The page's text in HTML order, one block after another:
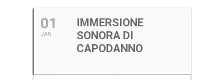
01
JAN
IMMERSIONE
SONORA DI
CAPODANNO